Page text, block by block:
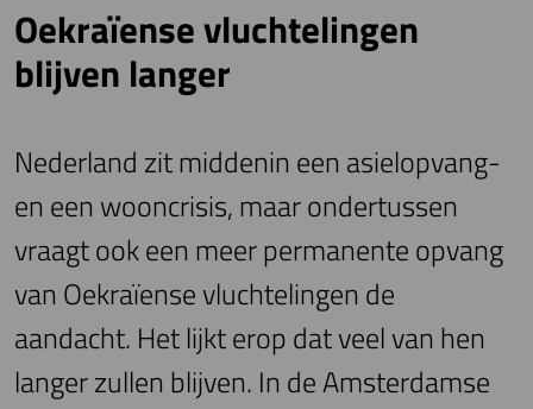
Oekraïense vluchtelingen
blijven langer
Nederland zit middenin een asielopvang-
en een wooncrisis, maar ondertussen
vraagt ook een meer permanente opvang
van Oekraïense vluchtelingen de
aandacht. Het lijkt erop dat veel van hen
langer zullen blijven. In de Amsterdamse